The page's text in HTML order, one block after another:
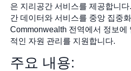
은 지리공간 서비스를 제공합니
간 데이터와 서비스를 중앙 집중
Commonwealth 전역에서 정보에
적인 자원 관리를 지원합니다.
주요 내용: